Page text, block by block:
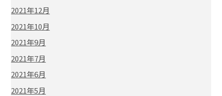
2021年12月
2021年10月
2021年9月
2021年7月
2021年6月
2021年5月